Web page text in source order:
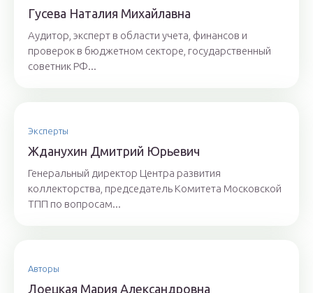
Гyсeвa Нaтaлия Михaйлaвнa
Аудитор, эксперт в области учета, финансов и
проверок в бюджетном секторе, государственный
советник РФ...
Эксперты
Ждaнyхин Дмитpий Юрьeвич
Генеральный директор Центра развития
коллекторства, председатель Комитета Московской
ТПП по вопросам...
Авторы
Лoeцкaя Мaрия Aлeксaндрoвнa